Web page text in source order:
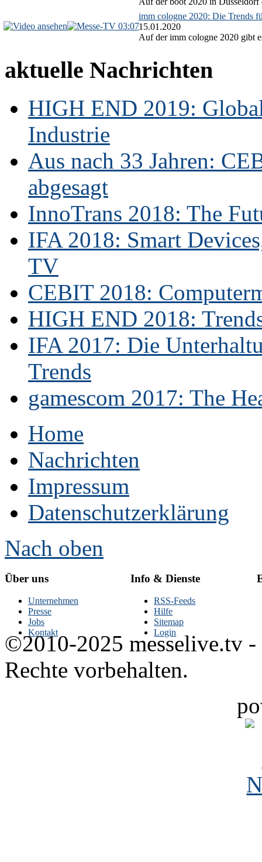
03:07
imm cologne 2020: Die Trends
15.01.2020
Auf der imm cologne 2020 gibt
aktuelle Nachrichten
HIGH END 2019:
Industrie
Aus nach 33 Jahren:
abgesagt
InnoTrans 2018: The
IFA 2018: Smart
TV
CEBIT 2018:
HIGH END 2018:
IFA 2017: Die
Trends
gamescom 2017: The
Home
Nachrichten
Impressum
Datenschutzerklärung
Nach oben
Über uns
Unternehmen
Presse
Jobs
Kontakt
Info & Dienste
RSS-Feeds
Hilfe
Sitemap
Login
©2010-2025 messelive.tv -
Rechte vorbehalten.